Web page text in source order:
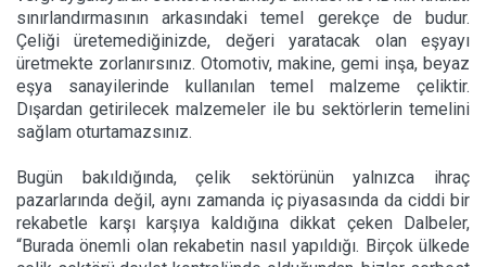
sınırlandırmasının arkasındaki temel gerekçe de budur.
Çeliği üretemediğinizde, değeri yaratacak olan eşyayı
üretmekte zorlanırsınız. Otomotiv, makine, gemi inşa, beyaz
eşya sanayilerinde kullanılan temel malzeme çeliktir.
Dışardan getirilecek malzemeler ile bu sektörlerin temelini
sağlam oturtamazsınız.
Bugün bakıldığında, çelik sektörünün yalnızca ihraç
pazarlarında değil, aynı zamanda iç piyasasında da ciddi bir
rekabetle karşı karşıya kaldığına dikkat çeken Dalbeler,
“Burada önemli olan rekabetin nasıl yapıldığı. Birçok ülkede